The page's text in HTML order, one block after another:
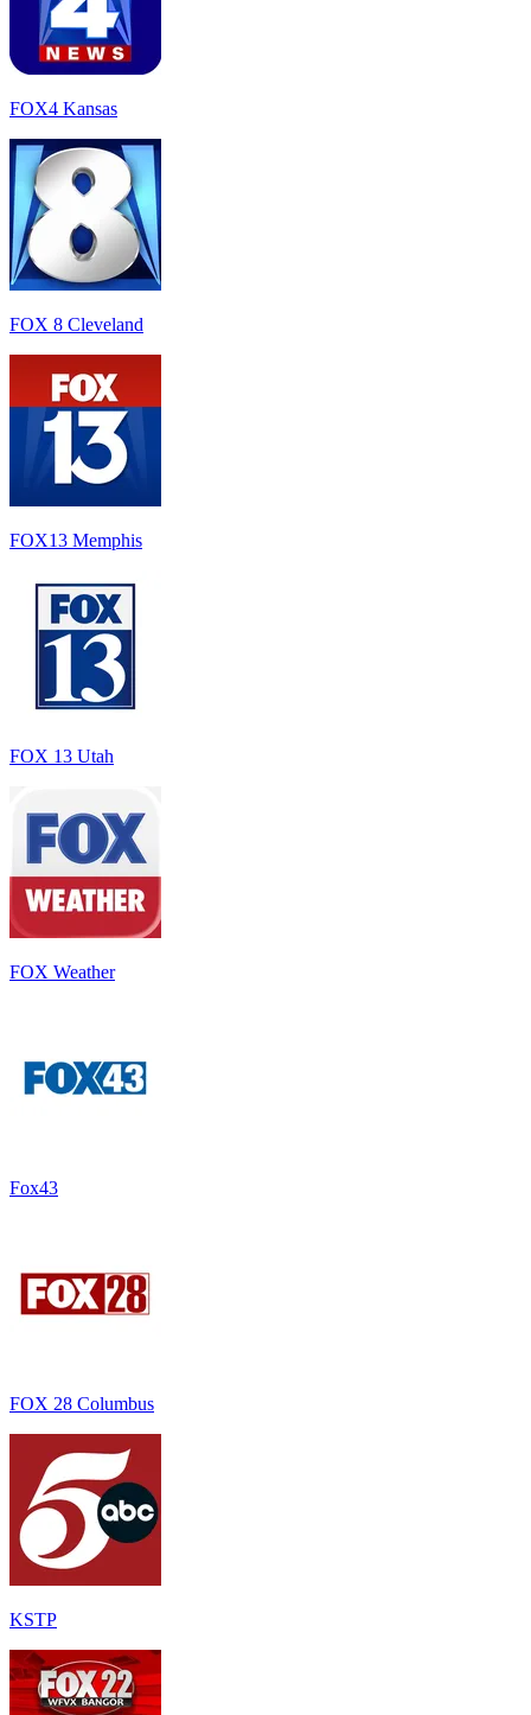
FOX4 Kansas
FOX 8 Cleveland
FOX13 Memphis
FOX 13 Utah
FOX Weather
Fox43
FOX 28 Columbus
KSTP